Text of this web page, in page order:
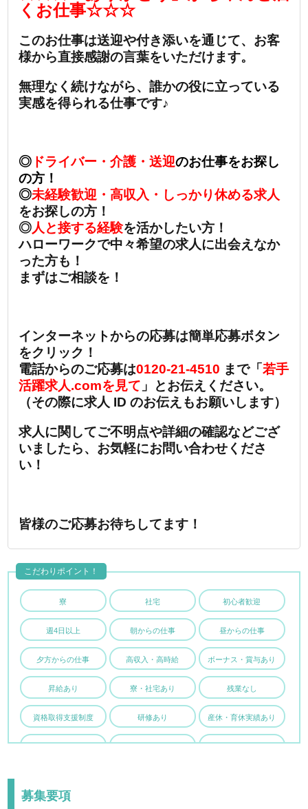
くお仕事☆☆☆
このお仕事は送迎や付き添いを通じて、お客
様から直接感謝の言葉をいただけます。
無理なく続けながら、誰かの役に立っている
実感を得られる仕事です♪
◎ ドライバー・介護・送迎のお仕事をお探し
の方！
◎未経験歓迎・高収入・しっかり休める求人
をお探しの方！
◎人と接する経験を活かしたい方！
ハローワークで中々希望の求人に出会えなか
った方も！
まずはご相談を！
インターネットからの応募は簡単応募ボタン
をクリック！
電話からのご応募は0120-21-4510 まで「 若手
活躍求人.comを見て 」とお伝えください。
（その際に求人 ID のお伝えもお願いします）
求人に関してご不明点や詳細の確認などござ
いましたら、お気軽にお問い合わせくださ
い！
皆様のご応募お待ちしてます！
寮 社宅 初心者歓迎
週4日以上 朝からの仕事 昼からの仕事
夕方からの仕事 高収入・高時給 ボーナス・賞与あり
昇給あり 寮・社宅あり 残業なし
資格取得支援制度 研修あり 産休・育休実績あり
託児所あり 未経験・初心者OK ブランクOK
制服貸与あり
こだわりポイント！
募集要項